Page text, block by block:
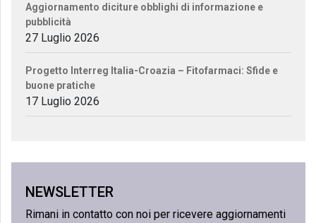
Aggiornamento diciture obblighi di informazione e
pubblicità
27 Luglio 2026
Progetto Interreg Italia-Croazia – Fitofarmaci: Sfide e
buone pratiche
17 Luglio 2026
NEWSLETTER
Rimani in contatto con noi per ricevere aggiornamenti